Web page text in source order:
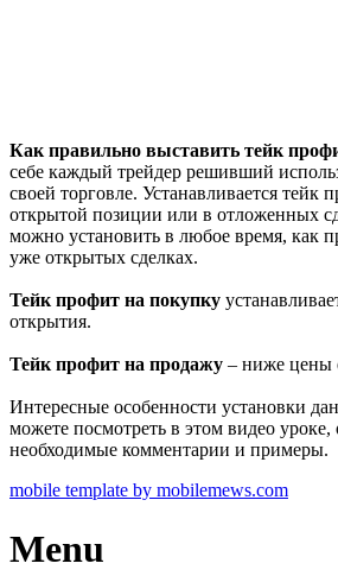
Как правильно выставить тейк
себе каждый трейдер решивший
своей торговле. Устанавливается тейк
открытой позиции или в отложенных
можно установить в любое время, как
уже открытых сделках.
Тейк профит на покупку
открытия.
Тейк профит на продажу – ниже цены
Интересные особенности установки
можете посмотреть в этом видео уроке,
необходимые комментарии и примеры.
mobile template by mobilemews.com
Menu